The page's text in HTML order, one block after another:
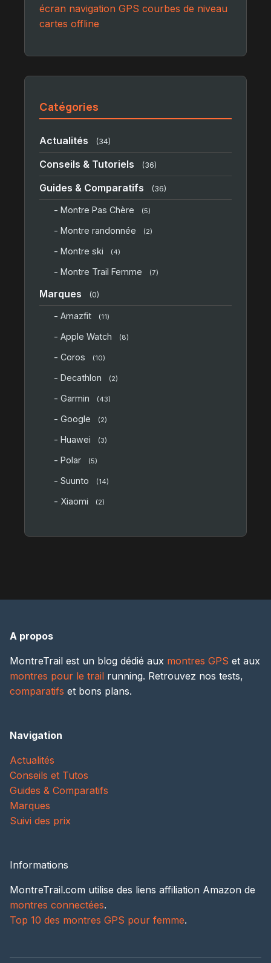
écran navigation GPS courbes de niveau
cartes offline
Catégories
Actualités (34)
Conseils & Tutoriels (36)
Guides & Comparatifs (36)
- Montre Pas Chère (5)
- Montre randonnée (2)
- Montre ski (4)
- Montre Trail Femme (7)
Marques (0)
- Amazfit (11)
- Apple Watch (8)
- Coros (10)
- Decathlon (2)
- Garmin (43)
- Google (2)
- Huawei (3)
- Polar (5)
- Suunto (14)
- Xiaomi (2)
A propos
MontreTrail est un blog dédié aux montres GPS et aux
montres pour le trail running. Retrouvez nos tests,
comparatifs et bons plans.
Navigation
Actualités
Conseils et Tutos
Guides & Comparatifs
Marques
Suivi des prix
Informations
MontreTrail.com utilise des liens affiliation Amazon de
montres connectées.
Top 10 des montres GPS pour femme.